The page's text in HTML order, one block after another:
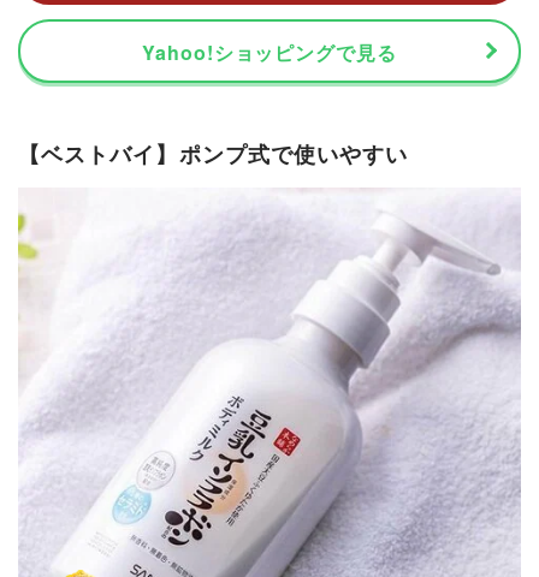
Yahoo!ショッピングで見る
【ベストバイ】ポンプ式で使いやすい